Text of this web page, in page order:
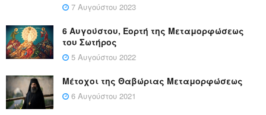
7 Αυγούστου 2023
6 Αυγούστου, Εορτή της Μεταμορφώσεως
του Σωτήρος
5 Αυγούστου 2022
Μέτοχοι της Θαβώριας Μεταμορφώσεως
6 Αυγούστου 2021